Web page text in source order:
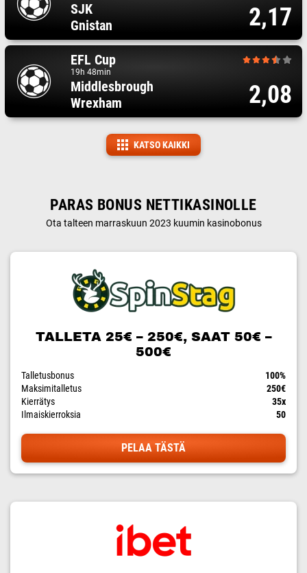
SJK
Gnistan
2,17
EFL Cup
19h 48min
Middlesbrough
Wrexham
2,08
KATSO KAIKKI
PARAS BONUS NETTIKASINOLLE
Ota talteen marraskuun 2023 kuumin kasinobonus
TALLETA 25€ – 250€, SAAT 50€ –
500€
Talletusbonus
100%
Maksimitalletus
250€
Kierrätys
35x
Ilmaiskierroksia
50
PELAA TÄSTÄ